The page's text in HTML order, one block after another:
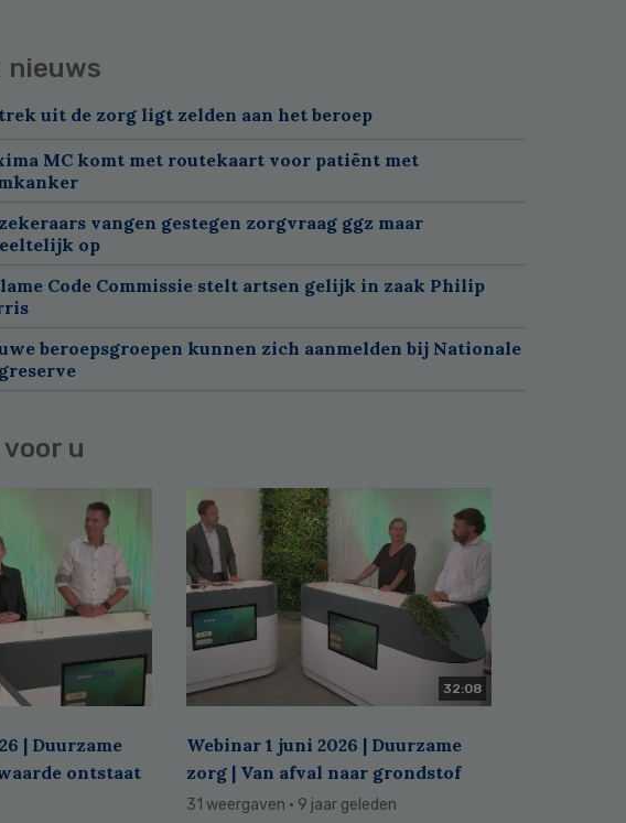
nieuws
uit de zorg ligt zelden aan het beroep
MC komt met routekaart voor patiënt met
vangen gestegen zorgvraag ggz maar
op
Code Commissie stelt artsen gelijk in zaak Philip
beroepsgroepen kunnen zich aanmelden bij Nationale
u
| Duurzame
ontstaat
32:08
Webinar 1 juni 2026 | Duurzame
zorg | Van afval naar grondstof
31 weergaven · 9 jaar geleden